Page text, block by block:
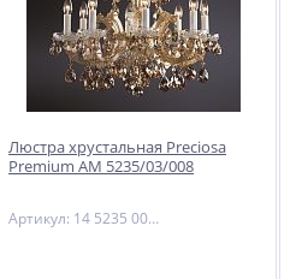
Люстра хрустальная Preciosa
Premium AM 5235/03/008
Артикул: 14 5235 008 90 11 00 70